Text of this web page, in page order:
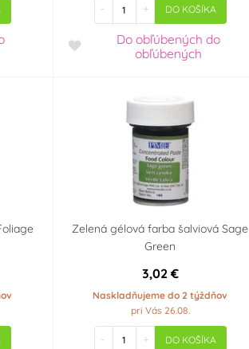
- + DO KOŠÍKA
Do obľúbenýchdo
obľúbených
Zelená gélová farba šalviová Sage
Green
3,02 €
Naskladňujeme do 2 týždňov
pri Vás 26.08.
- + DO KOŠÍKA